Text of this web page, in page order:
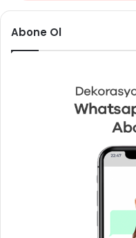
Abone Ol